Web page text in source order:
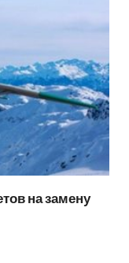
на замену